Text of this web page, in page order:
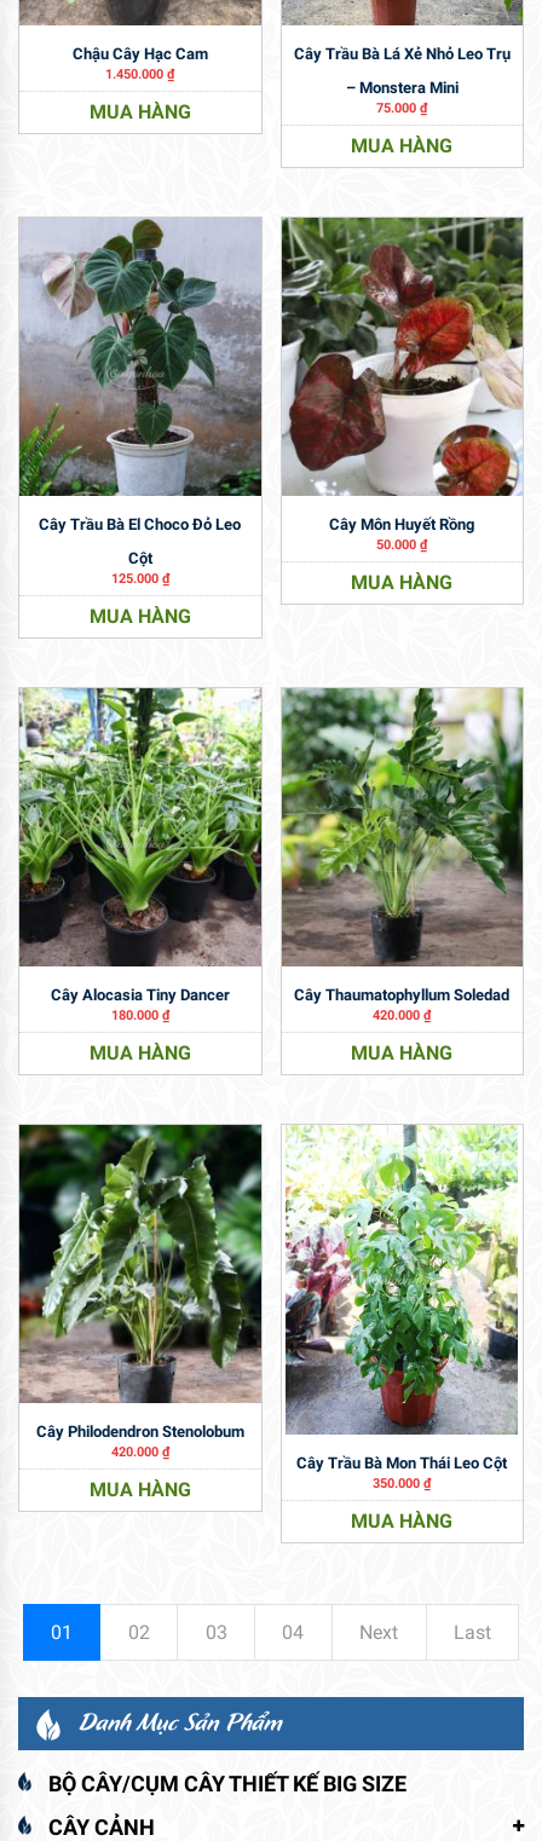
Chậu Cây Hạc Cam
1.450.000₫
MUA HÀNG
Cây Trầu Bà Lá Xẻ Nhỏ Leo Trụ
– Monstera Mini
75.000₫
MUA HÀNG
Cây Trầu Bà El Choco Đỏ Leo
Cột
125.000 ₫
MUA HÀNG
Cây Môn Huyết Rồng
50.000₫
MUA HÀNG
Cây Alocasia Tiny Dancer
180.000 ₫
MUA HÀNG
Cây Thaumatophyllum Soledad
420.000₫
MUA HÀNG
Cây Philodendron Stenolobum
420.000 ₫
MUA HÀNG
Cây Trầu Bà Mon Thái Leo Cột
350.000₫
MUA HÀNG
01 02 03 04 Next Last
Danh Mục Sản Phẩm
BỘ CÂY/CỤM CÂY THIẾT KẾ BIG SIZE
CÂY CẢNH